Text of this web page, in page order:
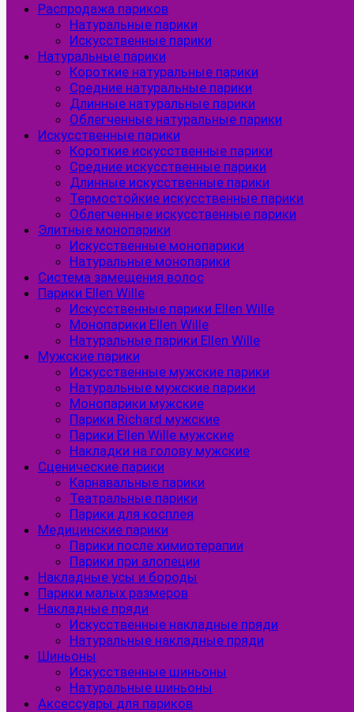
Распродажа париков
Натуральные парики
Искусственные парики
Натуральные парики
Короткие натуральные парики
Средние натуральные парики
Длинные натуральные парики
Облегченные натуральные парики
Искусственные парики
Короткие искусственные парики
Средние искусственные парики
Длинные искусственные парики
Термостойкие искусственные парики
Облегченные искусственные парики
Элитные монопарики
Искусственные монопарики
Натуральные монопарики
Система замещения волос
Парики Ellen Wille
Искусственные парики Ellen Wille
Монопарики Ellen Wille
Натуральные парики Ellen Wille
Мужские парики
Искусственные мужские парики
Натуральные мужские парики
Монопарики мужские
Парики Richard мужские
Парики Ellen Wille мужские
Накладки на голову мужские
Сценические парики
Карнавальные парики
Театральные парики
Парики для косплея
Медицинские парики
Парики после химиотерапии
Парики при алопеции
Накладные усы и бороды
Парики малых размеров
Накладные пряди
Искусственные накладные пряди
Натуральные накладные пряди
Шиньоны
Искусственные шиньоны
Натуральные шиньоны
Аксессуары для париков